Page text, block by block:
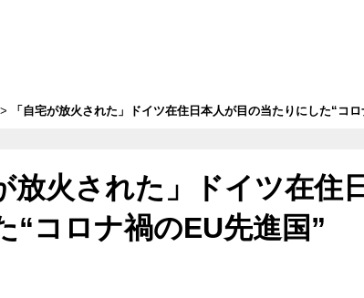
「自宅が放火された」ドイツ在住日本人が目の当たりにした“コ
放火された」ドイツ在住
“コロナ禍のEU先進国”